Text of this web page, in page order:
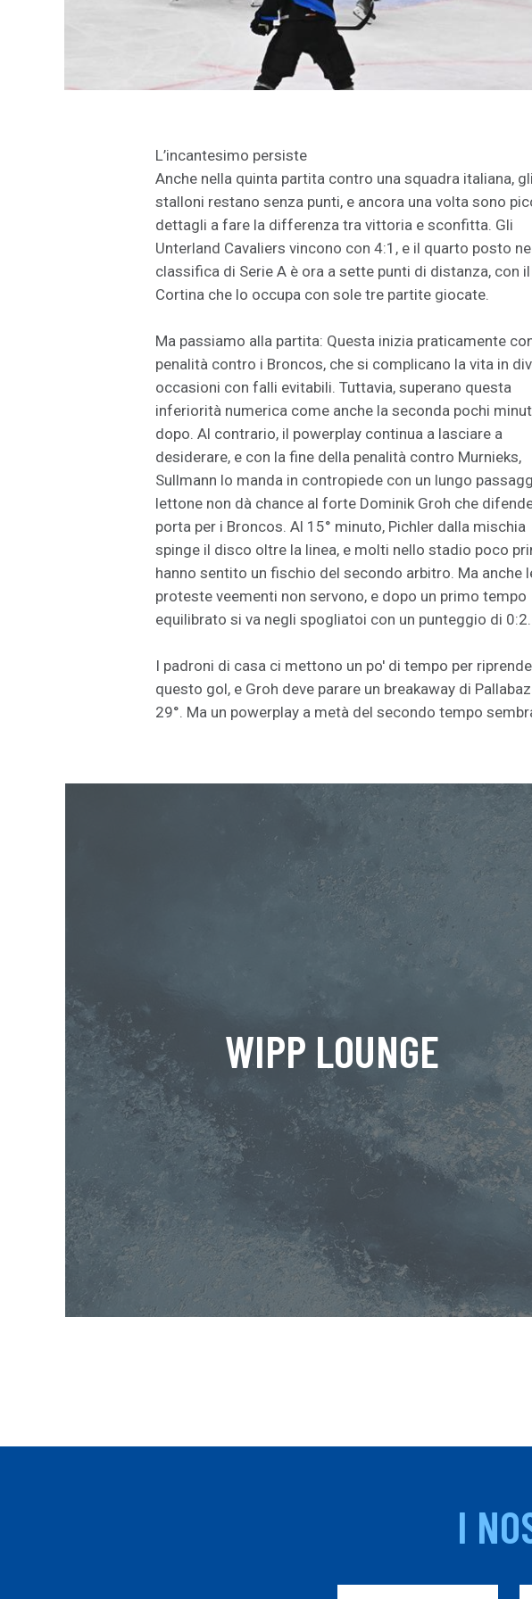
L’incantesimo persiste
Anche nella quinta partita contro una squadra italiana, gli
stalloni restano senza punti, e ancora una volta sono
dettagli a fare la differenza tra vittoria e sconfitta. Gli
Unterland Cavaliers vincono con 4:1, e il quarto posto
classifica di Serie A è ora a sette punti di distanza, con il
Cortina che lo occupa con sole tre partite giocate.
Ma passiamo alla partita: Questa inizia praticamente
penalità contro i Broncos, che si complicano la vita in
occasioni con falli evitabili. Tuttavia, superano questa
inferiorità numerica come anche la seconda pochi
dopo. Al contrario, il powerplay continua a lasciare a
desiderare, e con la fine della penalità contro Murnieks,
Sullmann lo manda in contropiede con un lungo
lettone non dà chance al forte Dominik Groh che
porta per i Broncos. Al 15° minuto, Pichler dalla mischia
spinge il disco oltre la linea, e molti nello stadio poco
hanno sentito un fischio del secondo arbitro. Ma anche
proteste veementi non servono, e dopo un primo tempo
equilibrato si va negli spogliatoi con un punteggio di 0:2.
I padroni di casa ci mettono un po' di tempo per
questo gol, e Groh deve parare un breakaway di
29°. Ma un powerplay a metà del secondo tempo
WIPP LOUNGE
I